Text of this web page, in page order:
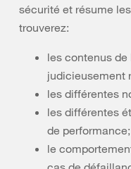
sécurité et résume
trouverez:
les contenus
judicieusement
les différentes
les différentes
de performance;
le